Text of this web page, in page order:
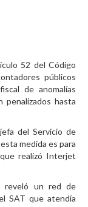
52 del Código
públicos
de anomalías
penalizados hasta
del Servicio de
medida es para
realizó Interjet
reveló un red de
SAT que atendía